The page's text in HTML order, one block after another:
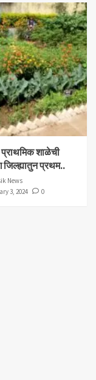
प्राथमिक शाळेची
जिल्ह्यातुन प्रथम..
News
3, 2024
0